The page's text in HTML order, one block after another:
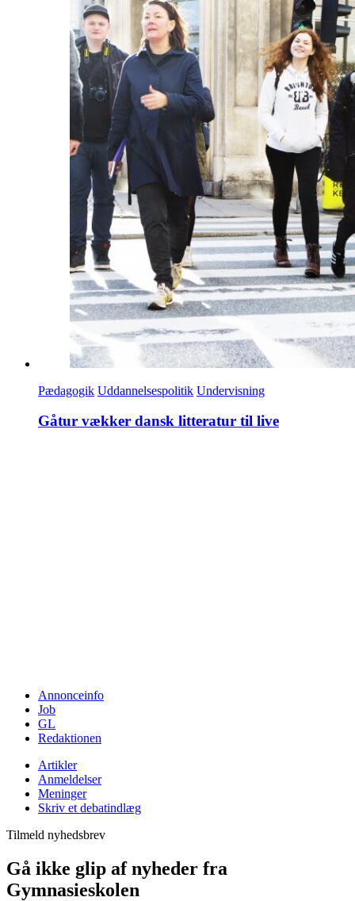
Pædagogik Uddannelsespolitik Undervisning
Gåtur vækker dansk litteratur til live
Annonceinfo
Job
GL
Redaktionen
Artikler
Anmeldelser
Meninger
Skriv et debatindlæg
Tilmeld nyhedsbrev
Gå ikke glip af nyheder fra
Gymnasieskolen